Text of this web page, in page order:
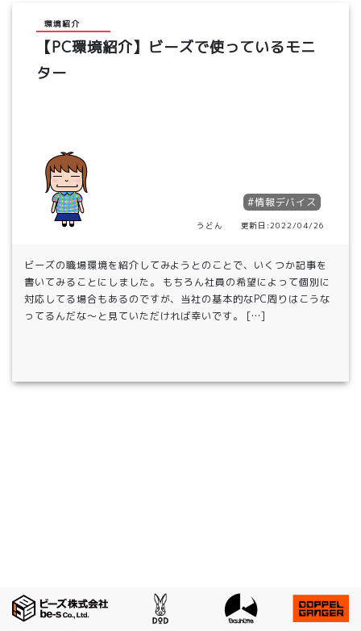
環境紹介
【PC環境紹介】ビーズで使っているモニ
ター
#情報デバイス
うどん 更新日:2022/04/26
ビーズの職場環境を紹介してみようとのことで、いくつか記事を
書いてみることにしました。 もちろん社員の希望によって個別に
対応してる場合もあるのですが、当社の基本的なPC周りはこうな
ってるんだな～と見ていただければ幸いです。 […]